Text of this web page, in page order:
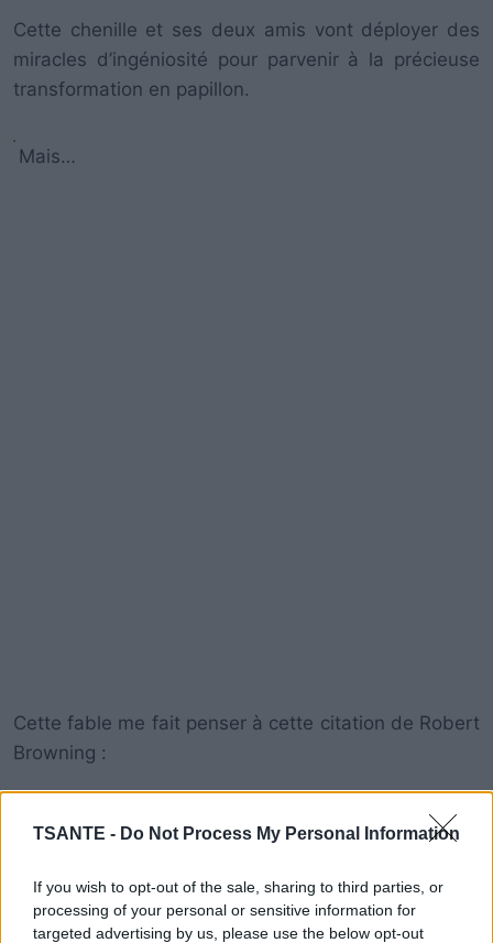
TSANTE - Do Not Process My Personal Information
If you wish to opt-out of the sale, sharing to third parties, or
processing of your personal or sensitive information for
targeted advertising by us, please use the below opt-out
Cette chenille et ses deux amis vont déployer des
miracles d’ingéniosité pour parvenir à la précieuse
transformation en papillon.
Mais…
Cette fable me fait penser à cette citation de Robert
Browning :
« Une minute de réussite paie des années